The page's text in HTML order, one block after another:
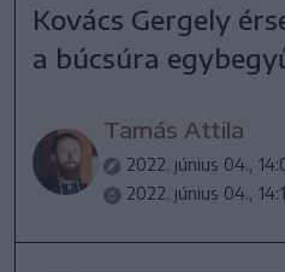
Kovács Gergely
a búcsúra
Tamás Attila
2022. június 04.,
2022. június 04.,